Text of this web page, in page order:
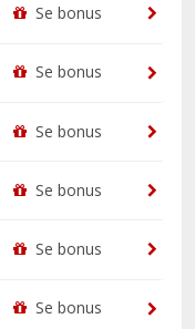
Se bonus
Se bonus
Se bonus
Se bonus
Se bonus
Se bonus